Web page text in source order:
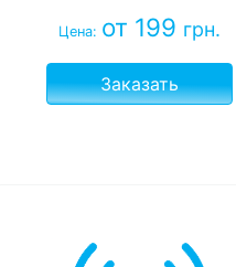
Цена: от 199 грн.
Заказать